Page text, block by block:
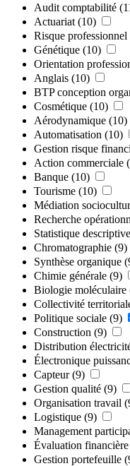
Audit comptabilité
Actuariat (10)
Risque professionnel
Génétique (10)
Orientation
Anglais (10)
BTP conception
Cosmétique (10)
Aérodynamique (10)
Automatisation (10)
Gestion risque
Action commerciale
Banque (10)
Tourisme (10)
Médiation
Recherche
Statistique descriptive
Chromatographie (9)
Synthèse organique
Chimie générale (9)
Biologie moléculaire
Collectivité
Politique sociale (9)
Construction (9)
Distribution
Électronique
Capteur (9)
Gestion qualité (9)
Organisation travail
Logistique (9)
Management
Évaluation financière
Gestion portefeuille